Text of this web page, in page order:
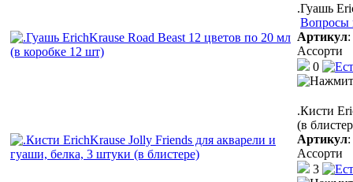
.Гуашь
Вопросы
Артикул:
Ассорти
0
.Кисти
(в
Артикул:
Ассорти
3